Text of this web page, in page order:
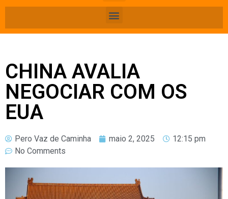
CHINA AVALIA
NEGOCIAR COM OS
EUA
Pero Vaz de Caminha maio 2, 2025
12:15 pm
No Comments